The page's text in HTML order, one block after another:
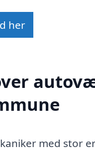
her
med stor